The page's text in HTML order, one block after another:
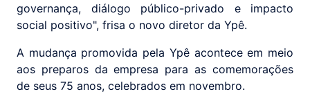
governança, diálogo público-privado e impacto
social positivo", frisa o novo diretor da Ypê.
A mudança promovida pela Ypê acontece em meio
aos preparos da empresa para as comemorações
de seus 75 anos, celebrados em novembro.